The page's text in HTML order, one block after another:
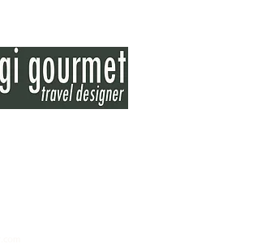
Hochzirm: Rifugio tra le Dolomiti